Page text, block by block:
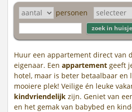
personen
Huur een appartement direct van
eigenaar. Een appartement geeft
hotel, maar is beter betaalbaar en
mooiere plek! Veilige én leuke
kindvriendelijk zijn. Geniet van
en het gemak van babybed en